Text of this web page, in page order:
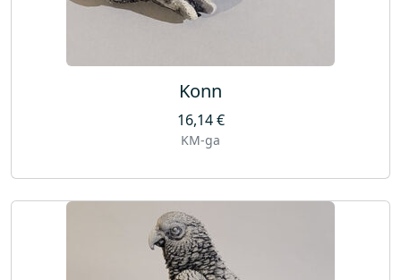
Konn
16,14€
KM-ga